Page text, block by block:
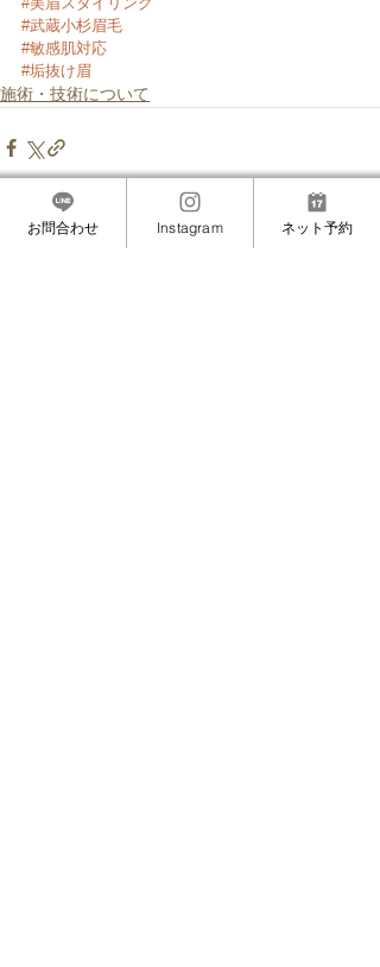
#武蔵小杉眉毛
#敏感肌対応
#垢抜け眉
施術・技術について
最新記事 すべて表示
お問合わせ Instagram ネット予約